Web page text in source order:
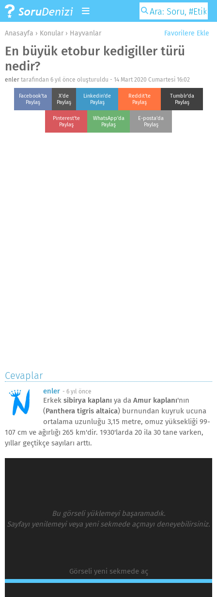
Favorilere Ekle
Anasayfa › Konular › Hayvanlar
En büyük etobur kedigiller türü
nedir?
enler tarafından 6 yıl önce oluşturuldu - 14 Mart 2020 Cumartesi 16:02
Facebook'ta
Paylaş
X'de
Paylaş
Linkedin'de
Paylaş
Reddit'te
Paylaş
Tumblr'da
Paylaş
Pinterest'te
Paylaş
WhatsApp'da
Paylaş
E-posta'da
Paylaş
Cevaplar
enler - 6 yıl önce
Erkek sibirya kaplanı ya da Amur kaplanı'nın
(Panthera tigris altaica) burnundan kuyruk ucuna
ortalama uzunluğu 3,15 metre, omuz yüksekliği 99-
107 cm ve ağırlığı 265 km'dir. 1930'larda 20 ila 30 tane varken,
yıllar geçtikçe sayıları arttı.
Bu görseli yüklemeyi başaramadık.
Sayfayı yenilemeyi veya yeni sekmede açmayı deneyebilirsiniz.
Görseli yeni sekmede aç